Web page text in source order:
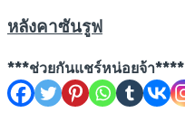
หลังคาซันรูฟ
***ช่วยกันแชร์หน่อยจ้า****